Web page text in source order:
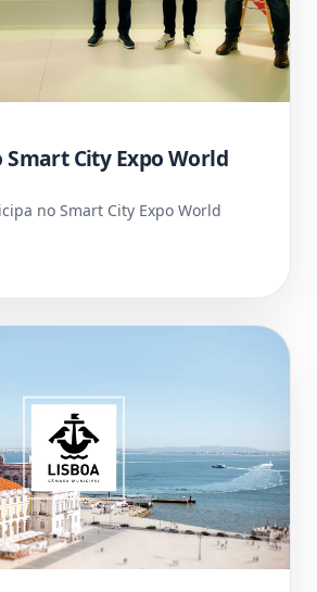
Smart City Expo World
no Smart City Expo World